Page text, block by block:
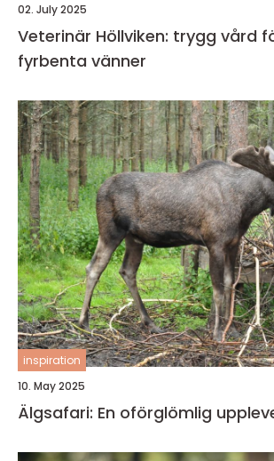
02. July 2025
Veterinär Höllviken: trygg vård
fyrbenta vänner
inspiration
10. May 2025
Älgsafari: En oförglömlig